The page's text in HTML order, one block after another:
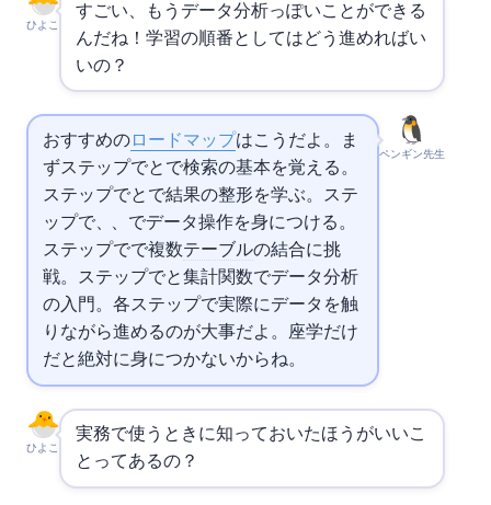
ひよこ
すごい、もうデータ分析っぽいことができる
んだね！学習の順番としてはどう進めればい
いの？
ペンギン先生
おすすめのロードマップはこうだよ。ま
ずステップ1でSELECTとWHEREで検索の基本を覚える。
ステップ2でORDER BYとLIMITで結果の整形を学ぶ。ステ
ップ3でINSERT、UPDATE、DELETEでデータ操作を身につける。
ステップ4でで複数テーブルの結合に挑
戦。ステップ5でと集計関数でデータ分析
の入門。各ステップで実際にデータを触
りながら進めるのが大事だよ。座学だけ
だと絶対に身につかないからね。
ひよこ
実務で使うときに知っておいたほうがいいこ
とってあるの？